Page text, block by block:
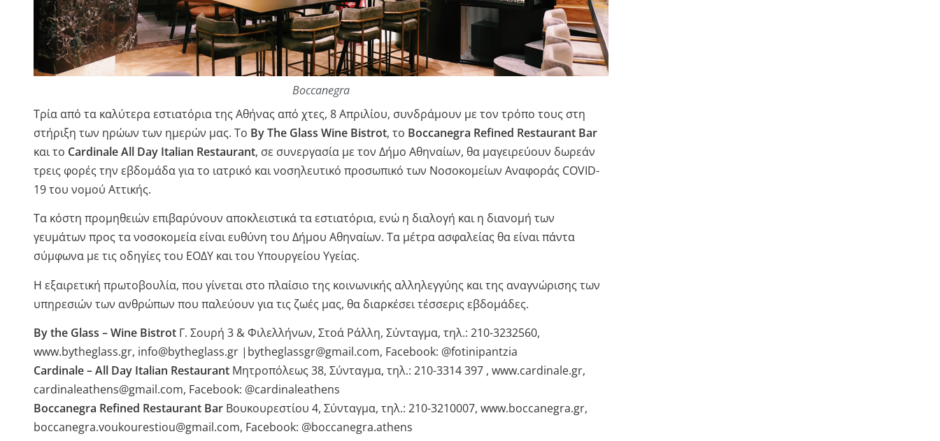
Boccanegra
Τρία από τα καλύτερα εστιατόρια της Αθήνας από χτες, 8 Απριλίου, συνδράμουν με τον τρόπο τους στη
στήριξη των ηρώων των ημερών μας. Το By The Glass Wine Bistrot, το Boccanegra Refined Restaurant Bar
και το Cardinale All Day Italian Restaurant, σε συνεργασία με τον Δήμο Αθηναίων, θα μαγειρεύουν δωρεάν
τρεις φορές την εβδομάδα για το ιατρικό και νοσηλευτικό προσωπικό των Νοσοκομείων Αναφοράς COVID-
19 του νομού Αττικής.
Τα κόστη προμηθειών επιβαρύνουν αποκλειστικά τα εστιατόρια, ενώ η διαλογή και η διανομή των
γευμάτων προς τα νοσοκομεία είναι ευθύνη του Δήμου Αθηναίων. Τα μέτρα ασφαλείας θα είναι πάντα
σύμφωνα με τις οδηγίες του ΕΟΔΥ και του Υπουργείου Υγείας.
Η εξαιρετική πρωτοβουλία, που γίνεται στο πλαίσιο της κοινωνικής αλληλεγγύης και της αναγνώρισης των
υπηρεσιών των ανθρώπων που παλεύουν για τις ζωές μας, θα διαρκέσει τέσσερις εβδομάδες.
By the Glass – Wine Bistrot Γ. Σουρή 3 & Φιλελλήνων, Στοά Ράλλη, Σύνταγμα, τηλ.: 210-3232560,
www.bytheglass.gr, info@bytheglass.gr |bytheglassgr@gmail.com, Facebook: @fotinipantzia
Cardinale – All Day Italian Restaurant Μητροπόλεως 38, Σύνταγμα, τηλ.: 210-3314 397 , www.cardinale.gr,
cardinaleathens@gmail.com, Facebook: @cardinaleathens
Boccanegra Refined Restaurant Bar Βουκουρεστίου 4, Σύνταγμα, τηλ.: 210-3210007, www.boccanegra.gr,
boccanegra.voukourestiou@gmail.com, Facebook: @boccanegra.athens